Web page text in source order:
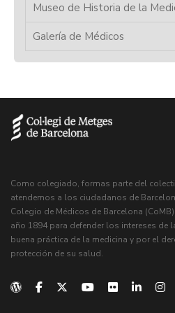
Museo de Historia de la
Galería de Médicos
Como colegiado, formas parte del
atendemos a los ciudadanos de
Colegio de Médicos de Barcelona
año 1894 para defender los intereses de
buena práctica de la medicina y por el
protección de su salud.